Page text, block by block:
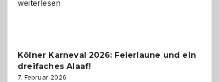
geworden
weiterlesen
Kölner Karneval 2026: Feierlaune und ein
dreifaches Alaaf!
7. Februar 2026